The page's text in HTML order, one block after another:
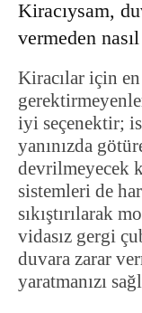
Kiracıysam,
vermeden
Kiracılar için
iyi seçenektir;
yanınızda
devrilmeyecek
sistemleri de
sıkıştırılarak
vidasız gergi
duvara zarar
yaratmanızı